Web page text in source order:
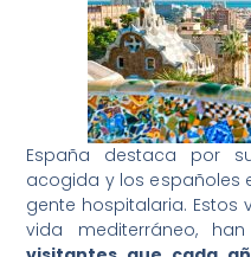
España destaca por
acogida y los españoles
gente hospitalaria. Estos
vida mediterráneo,